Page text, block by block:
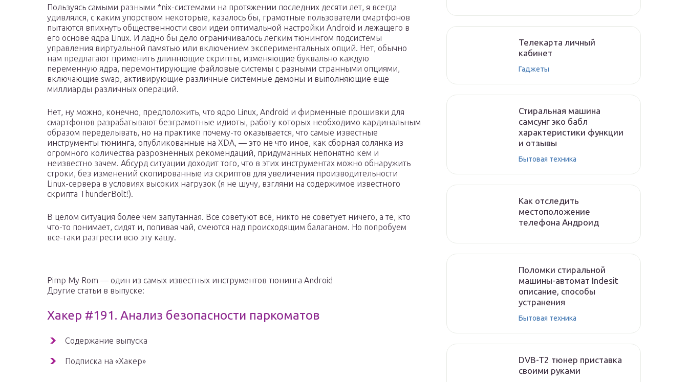
Пользуясь самыми разными *nix-системами на протяжении последних десяти лет, я всегда
удивлялся, с каким упорством некоторые, казалось бы, грамотные пользователи смартфонов
пытаются впихнуть общественности свои идеи оптимальной настройки Android и лежащего в
его основе ядра Linux. И ладно бы дело ограничивалось легким тюнингом подсистемы
управления виртуальной памятью или включением экспериментальных опций. Нет, обычно
нам предлагают применить длиннющие скрипты, изменяющие буквально каждую
переменную ядра, перемонтирующие файловые системы с разными странными опциями,
включающие swap, активирующие различные системные демоны и выполняющие еще
миллиарды различных операций.
Нет, ну можно, конечно, предположить, что ядро Linux, Android и фирменные прошивки для
смартфонов разрабатывают безграмотные идиоты, работу которых необходимо кардинальным
образом переделывать, но на практике почему-то оказывается, что самые известные
инструменты тюнинга, опубликованные на XDA, — это не что иное, как сборная солянка из
огромного количества разрозненных рекомендаций, придуманных непонятно кем и
неизвестно зачем. Абсурд ситуации доходит того, что в этих инструментах можно обнаружить
строки, без изменений скопированные из скриптов для увеличения производительности
Linux-сервера в условиях высоких нагрузок (я не шучу, взгляни на содержимое известного
скрипта ThunderBolt!).
В целом ситуация более чем запутанная. Все советуют всё, никто не советует ничего, а те, кто
что-то понимает, сидят и, попивая чай, смеются над происходящим балаганом. Но попробуем
все-таки разгрести всю эту кашу.
Pimp My Rom — один из самых известных инструментов тюнинга Android
Другие статьи в выпуске:
Хакер #191. Анализ безопасности паркоматов
Содержание выпуска
Подписка на «Хакер»
Телекарта личный
кабинет
Гаджеты
Стиральная машина
самсунг эко бабл
характеристики функции
и отзывы
Бытовая техника
Как отследить
местоположение
телефона Андроид
Поломки стиральной
машины-автомат Indesit
описание, способы
устранения
Бытовая техника
DVB-T2 тюнер приставка
своими руками